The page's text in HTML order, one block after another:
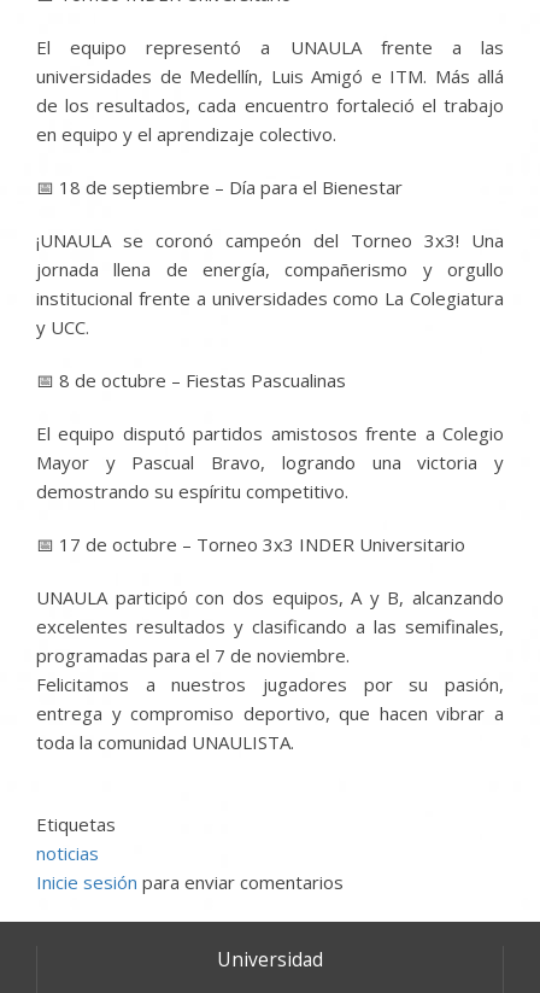
El equipo representó a UNAULA frente a las
universidades de Medellín, Luis Amigó e ITM. Más allá
de los resultados, cada encuentro fortaleció el trabajo
en equipo y el aprendizaje colectivo.
📅 18 de septiembre – Día para el Bienestar
¡UNAULA se coronó campeón del Torneo 3x3! Una
jornada llena de energía, compañerismo y orgullo
institucional frente a universidades como La Colegiatura
y UCC.
📅 8 de octubre – Fiestas Pascualinas
El equipo disputó partidos amistosos frente a Colegio
Mayor y Pascual Bravo, logrando una victoria y
demostrando su espíritu competitivo.
📅 17 de octubre – Torneo 3x3 INDER Universitario
UNAULA participó con dos equipos, A y B, alcanzando
excelentes resultados y clasificando a las semifinales,
programadas para el 7 de noviembre.
Felicitamos a nuestros jugadores por su pasión,
entrega y compromiso deportivo, que hacen vibrar a
toda la comunidad UNAULISTA.
Etiquetas
noticias
Inicie sesión para enviar comentarios
Universidad